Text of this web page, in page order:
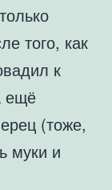
того, как
к
ещё
(тоже,
муки и